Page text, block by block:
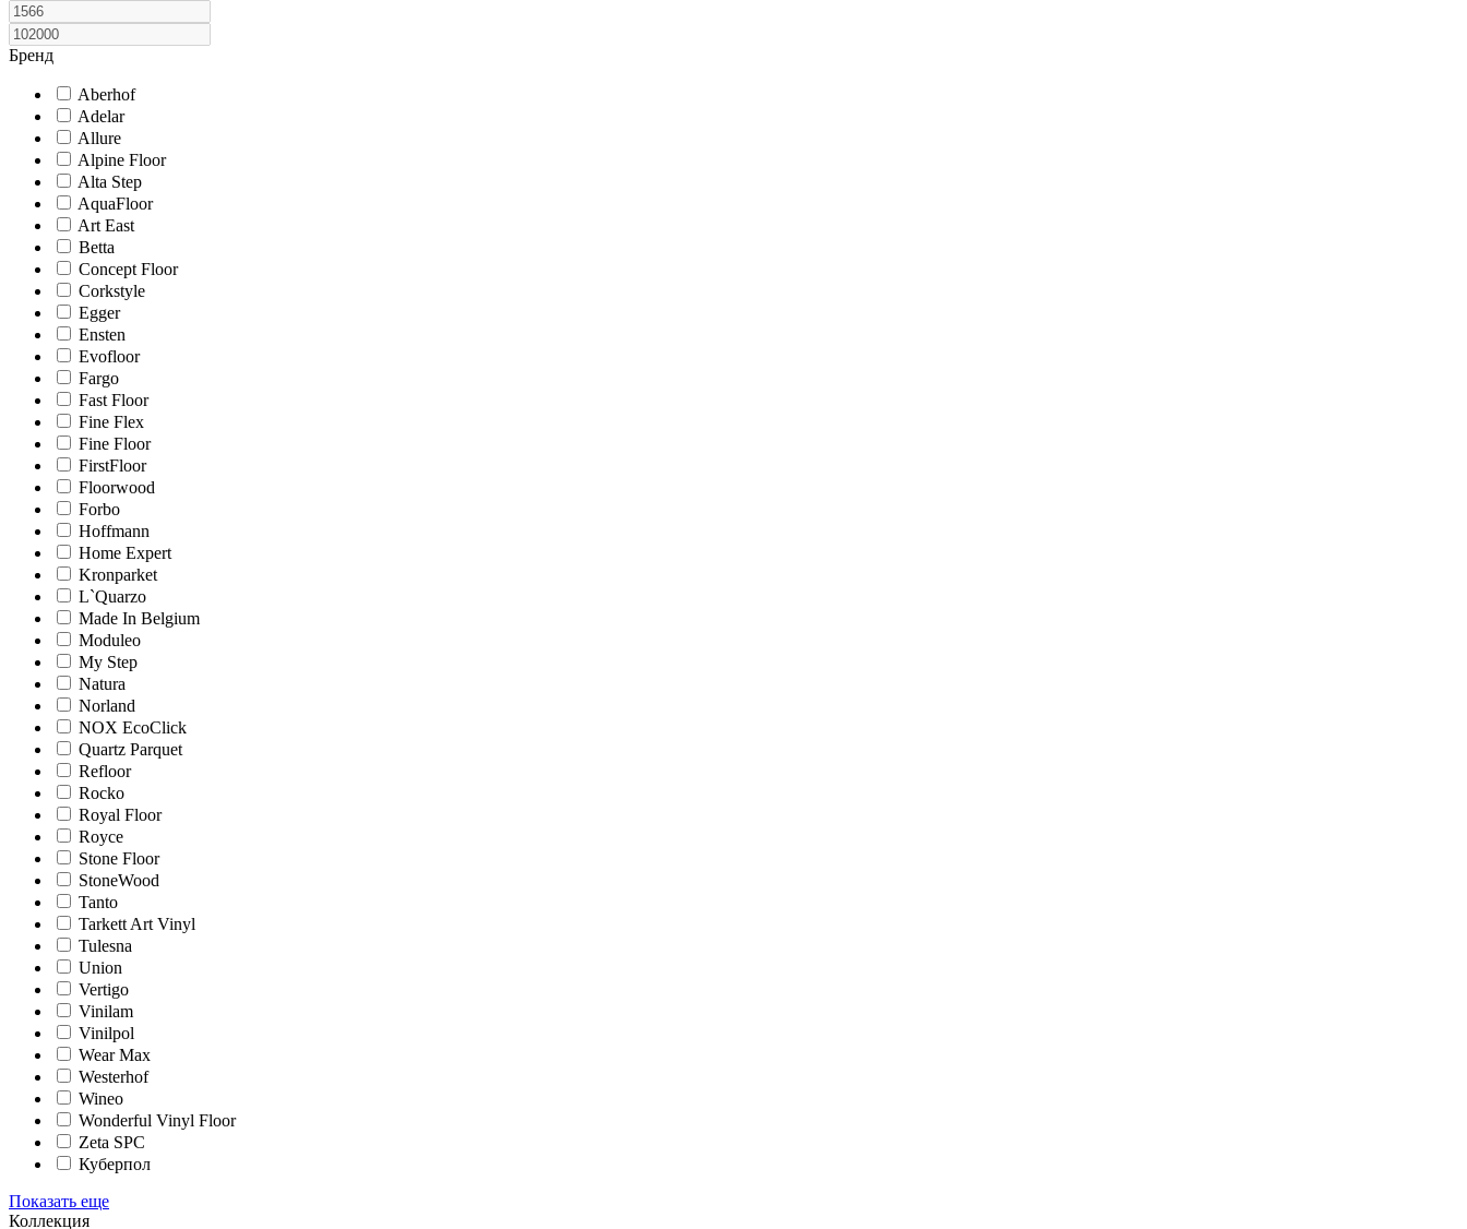
Бренд
Aberhof
Adelar
Allure
Alpine Floor
Alta Step
AquaFloor
Art East
Betta
Concept Floor
Corkstyle
Egger
Ensten
Evofloor
Fargo
Fast Floor
Fine Flex
Fine Floor
FirstFloor
Floorwood
Forbo
Hoffmann
Home Expert
Kronparket
L`Quarzo
Made In Belgium
Moduleo
My Step
Natura
Norland
NOX EcoClick
Quartz Parquet
Refloor
Rocko
Royal Floor
Royce
Stone Floor
StoneWood
Tanto
Tarkett Art Vinyl
Tulesna
Union
Vertigo
Vinilam
Vinilpol
Wear Max
Westerhof
Wineo
Wonderful Vinyl Floor
Zeta SPC
Куберпол
Показать еще
Коллекция